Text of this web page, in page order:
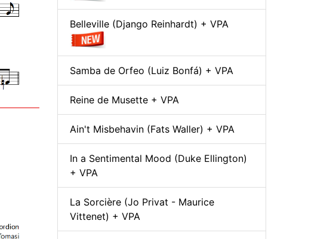
Belleville (Django Reinhardt) + VPA
Samba de Orfeo (Luiz Bonfá) + VPA
Reine de Musette + VPA
Ain't Misbehavin (Fats Waller) + VPA
In a Sentimental Mood (Duke Ellington)
+ VPA
La Sorcière (Jo Privat - Maurice
Vittenet) + VPA